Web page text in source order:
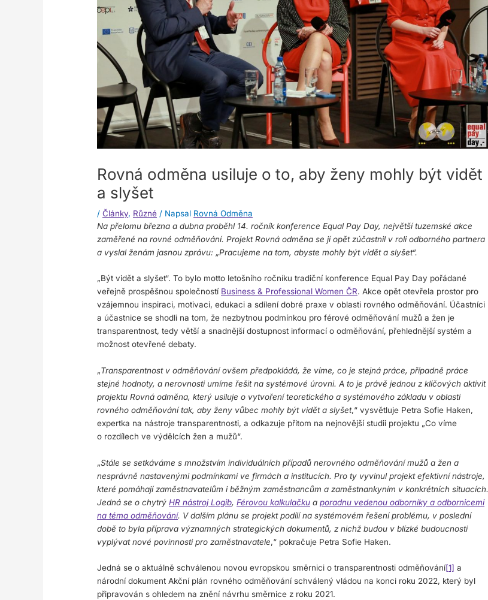
Rovná odměna usiluje o to, aby ženy mohly být vidět
a slyšet
/Články, Různé / Napsal Rovná Odměna
Na přelomu března a dubna proběhl 14. ročník konference Equal Pay Day, největší tuzemské akce
zaměřené na rovné odměňování. Projekt Rovná odměna se jí opět zúčastnil v roli odborného partnera
a vyslal ženám jasnou zprávu: „Pracujeme na tom, abyste mohly být vidět a slyšet“.
„Být vidět a slyšet“. To bylo motto letošního ročníku tradiční konference Equal Pay Day pořádané
veřejně prospěšnou společností Business & Professional Women ČR. Akce opět otevřela prostor pro
vzájemnou inspiraci, motivaci, edukaci a sdílení dobré praxe v oblasti rovného odměňování. Účastníci
a účastnice se shodli na tom, že nezbytnou podmínkou pro férové odměňování mužů a žen je
transparentnost, tedy větší a snadnější dostupnost informací o odměňování, přehlednější systém a
možnost otevřené debaty.
„Transparentnost v odměňování ovšem předpokládá, že víme, co jestejná práce, případně práce
stejné hodnoty, a nerovnosti umíme řešit na systémové úrovni. A to je právě jednou z klíčových aktivit
projektu Rovná odměna, který usiluje o vytvoření teoretického a systémového základu v oblasti
rovného odměňování tak, aby ženy vůbec mohly být vidět a slyšet,“ vysvětluje Petra Sofie Haken,
expertka na nástroje transparentnosti, a odkazuje přitom na nejnovější studii projektu „Co víme
o rozdílech ve výdělcích žen a mužů“.
„Stále se setkáváme s množstvím individuálních případů nerovného odměňování mužů a žen a
nesprávně nastavenými podmínkami ve firmách a institucích. Pro ty vyvinul projekt efektivní nástroje,
které pomáhají zaměstnavatelům i běžným zaměstnancům a zaměstnankyním v konkrétních situacích.
Jedná se o chytrýHR nástroj Logib,Férovou kalkulačku aporadnu vedenou odborníky a odbornicemi
na téma odměňování. V dalším plánu se projekt podílí na systémovém řešení problému, v poslední
době to byla příprava významných strategických dokumentů, z nichž budou v blízké budoucnosti
vyplývat nové povinnosti pro zaměstnavatele,“ pokračuje Petra Sofie Haken.
Jedná se o aktuálně schválenou novou evropskou směrnici o transparentnosti odměňování[1] a
národní dokument Akční plán rovného odměňování schválený vládou na konci roku 2022, který byl
připravován s ohledem na znění návrhu směrnice z roku 2021.